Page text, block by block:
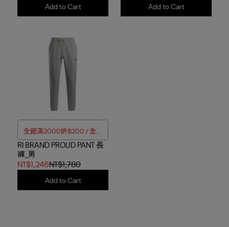
Add to Cart Add to Cart
全館滿2000折$200 / 全館
滿4000折$350
RI BRAND PROUD PANT 長
褲_男
NT$1,246NT$1,780
Add to Cart